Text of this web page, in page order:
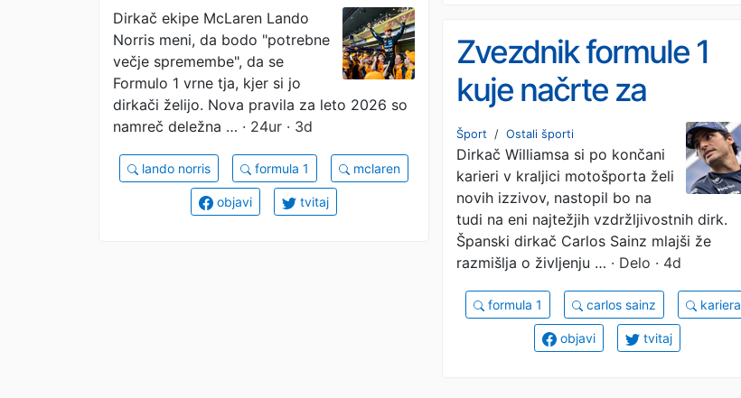
spremembe
Dirkač ekipe McLaren Lando
Norris meni, da bodo "potrebne
večje spremembe", da se
Formulo 1 vrne tja, kjer si jo
dirkači želijo. Nova pravila za leto 2026 so
namreč deležna … · 24ur · 3d
lando norris formula 1 mclaren
objavi tvitaj
Zvezdnik formule 1
kuje načrte za
nadaljevanje kariere
Šport / Ostali športi
Dirkač Williamsa si po končani
karieri v kraljici motošporta želi
novih izzivov, nastopil bo na
tudi na eni najtežjih vzdržljivostnih dirk.
Španski dirkač Carlos Sainz mlajši že
razmišlja o življenju … · Delo · 4d
formula 1 carlos sainz kariera
objavi tvitaj